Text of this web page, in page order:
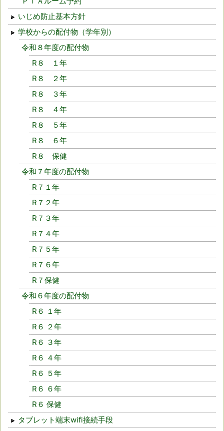
いじめ防止基本方針
学校からの配付物（学年別）
令和８年度の配付物
R８ １年
R８ ２年
R８ ３年
R８ ４年
R８ ５年
R８ ６年
R８ 保健
令和７年度の配付物
R７１年
R７２年
R７３年
R７４年
R７５年
R７６年
R７保健
令和６年度の配付物
R６ １年
R６ ２年
R６ ３年
R６ ４年
R６ ５年
R６ ６年
R６ 保健
タブレット端末wifi接続手段